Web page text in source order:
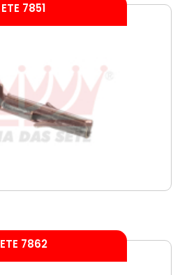
ETE 7851
ETE 7862